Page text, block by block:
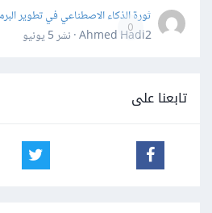
0
ثورة الذكاء الاصطناعي في تطوير
Ahmed Hadi2 · نشر
5 يونيو
تابعنا على